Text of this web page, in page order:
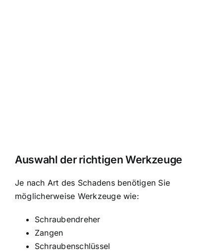
Auswahl der richtigen Werkzeuge
Je nach Art des Schadens benötigen Sie
möglicherweise Werkzeuge wie:
Schraubendreher
Zangen
Schraubenschlüssel